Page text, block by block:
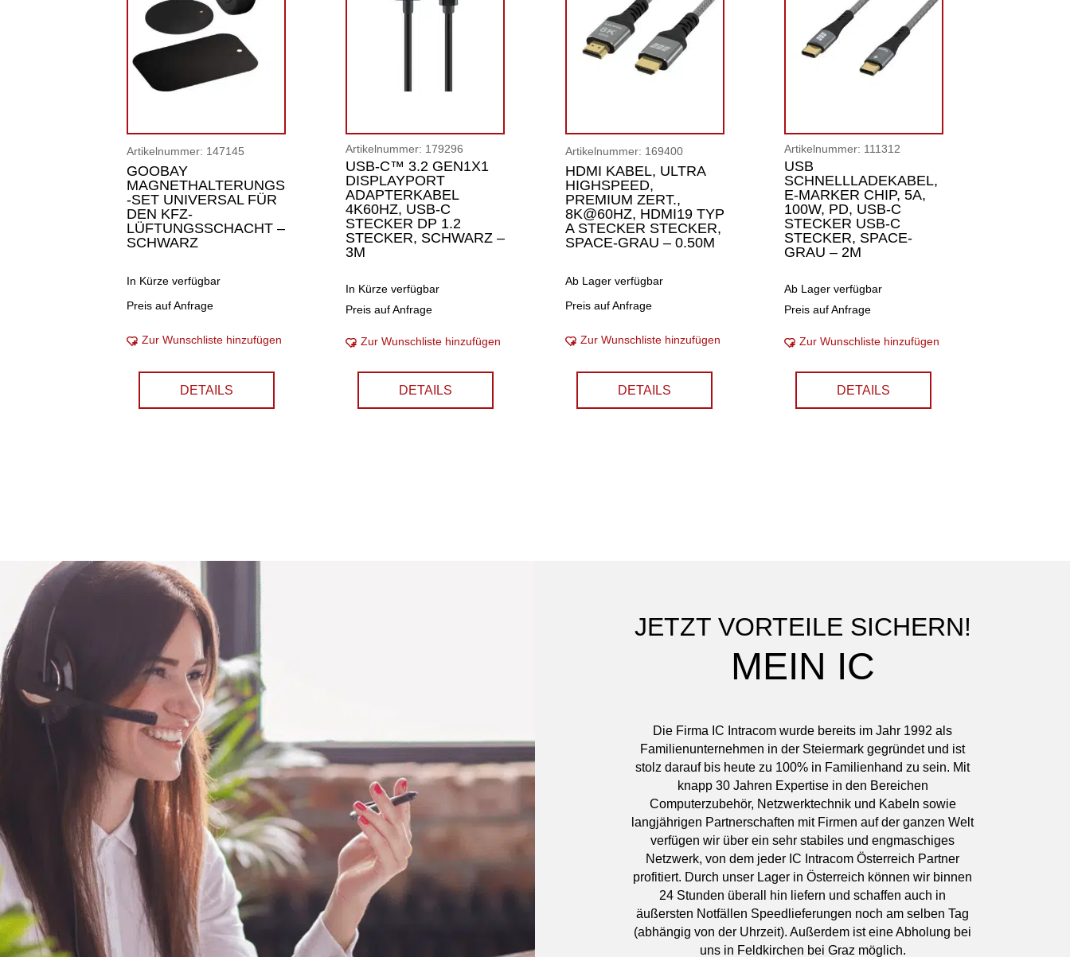
Artikelnummer: 147145
GOOBAY
MAGNETHALTERUNGS
-SET UNIVERSAL FÜR
DEN KFZ-
LÜFTUNGSSCHACHT –
SCHWARZ
In Kürze verfügbar
Preis auf Anfrage
Zur Wunschliste hinzufügen
DETAILS
Artikelnummer: 179296
USB-C™ 3.2 GEN1X1
DISPLAYPORT
ADAPTERKABEL
4K60HZ, USB-C
STECKER DP 1.2
STECKER, SCHWARZ –
3M
In Kürze verfügbar
Preis auf Anfrage
Zur Wunschliste hinzufügen
DETAILS
Artikelnummer: 169400
HDMI KABEL, ULTRA
HIGHSPEED,
PREMIUM ZERT.,
8K@60HZ, HDMI19 TYP
A STECKER STECKER,
SPACE-GRAU – 0.50M
Ab Lager verfügbar
Preis auf Anfrage
Zur Wunschliste hinzufügen
DETAILS
Artikelnummer: 111312
USB
SCHNELLLADEKABEL,
E-MARKER CHIP, 5A,
100W, PD, USB-C
STECKER USB-C
STECKER, SPACE-
GRAU – 2M
Ab Lager verfügbar
Preis auf Anfrage
Zur Wunschliste hinzufügen
DETAILS
JETZT VORTEILE SICHERN!
MEIN IC
Die Firma IC Intracom wurde bereits im Jahr 1992 als
Familienunternehmen in der Steiermark gegründet und ist
stolz darauf bis heute zu 100% in Familienhand zu sein. Mit
knapp 30 Jahren Expertise in den Bereichen
Computerzubehör, Netzwerktechnik und Kabeln sowie
langjährigen Partnerschaften mit Firmen auf der ganzen Welt
verfügen wir über ein sehr stabiles und engmaschiges
Netzwerk, von dem jeder IC Intracom Österreich Partner
profitiert. Durch unser Lager in Österreich können wir binnen
24 Stunden überall hin liefern und schaffen auch in
äußersten Notfällen Speedlieferungen noch am selben Tag
(abhängig von der Uhrzeit). Außerdem ist eine Abholung bei
uns in Feldkirchen bei Graz möglich.